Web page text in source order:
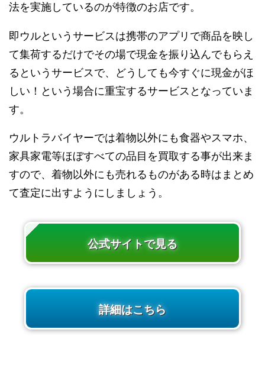
法を実施しているのが特徴のお店です。
即ウルというサービスは携帯のアプリで商品を映し
て集荷するだけでその場で現金を振り込んでもらえ
るというサービスで、どうしても今すぐに現金がほ
しい！という場合に重宝するサービスとなっていま
す。
ウルトラバイヤーでは着物以外にも食器やスマホ、
家具家電等ほぼすべての品目を買取する事が出来ま
すので、着物以外にも売れるものがある時はまとめ
て査定に出すようにしましょう。
公式サイトで見る
詳細はこちら